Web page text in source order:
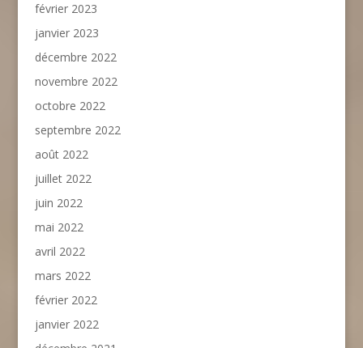
février 2023
janvier 2023
décembre 2022
novembre 2022
octobre 2022
septembre 2022
août 2022
juillet 2022
juin 2022
mai 2022
avril 2022
mars 2022
février 2022
janvier 2022